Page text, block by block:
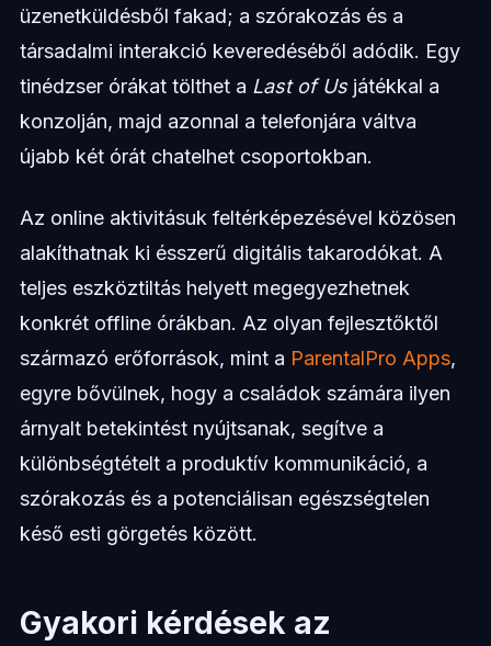
üzenetküldésből fakad; a szórakozás és a
társadalmi interakció keveredéséből adódik. Egy
tinédzser órákat tölthet a Last of Usjátékkal a
konzolján, majd azonnal a telefonjára váltva
újabb két órát chatelhet csoportokban.
Az online aktivitásuk feltérképezésével közösen
alakíthatnak ki ésszerű digitális takarodókat. A
teljes eszköztiltás helyett megegyezhetnek
konkrét offline órákban. Az olyan fejlesztőktől
származó erőforrások, mint a ParentalPro Apps,
egyre bővülnek, hogy a családok számára ilyen
árnyalt betekintést nyújtsanak, segítve a
különbségtételt a produktív kommunikáció, a
szórakozás és a potenciálisan egészségtelen
késő esti görgetés között.
Gyakori kérdések az